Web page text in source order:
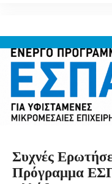
Συχνές
Πρόγραμμα